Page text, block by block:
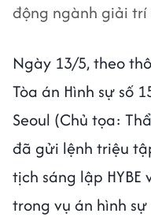
động ngành giải trí
Ngày 13/5, theo
Tòa án Hình sự số
Seoul (Chủ tọa:
đã gửi lệnh triệu
tịch sáng lập
trong vụ án hình